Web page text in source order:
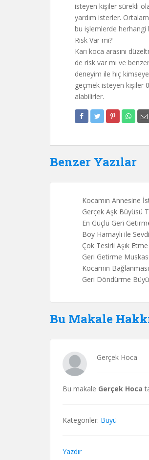
isteyen kişiler sürekli
yardım isterler.
bu işlemlerde herhangi
Risk Var mı?
Karı koca arasını
de risk var mı ve
deneyim ile hiç
geçmek isteyen kişiler
alabilirler.
Benzer Yazılar
Kocamın Annesine
Gerçek Aşk Büyüsü
En Güçlü Geri
Boy Hamaylı ile
Çok Tesirli Aşık Etme
Geri Getirme Muskası
Kocamın
Geri Döndürme
Bu Makale
Gerçek Hoca
Bu makale Gerçek Hoca
Kategoriler: Büyü
Yazdır